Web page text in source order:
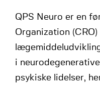
QPS Neuro er en
Organization
i
psykiske lidelser,